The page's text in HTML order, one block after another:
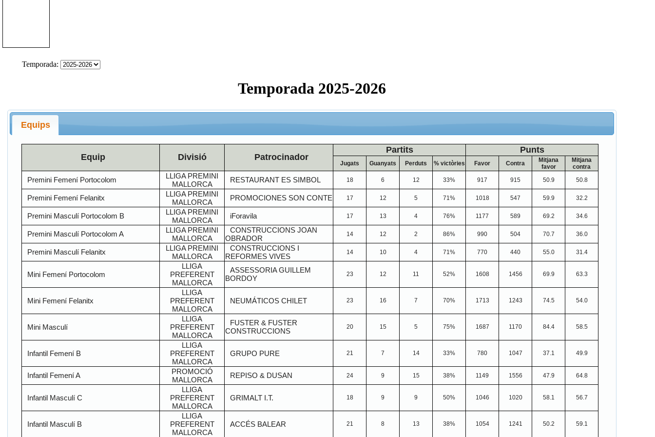
Temporada:
Temporada 2025-2026
Equips
Equip Divisió Patrocinador
Partits Punts
Jugats Guanyats Perduts % victòries Favor Contra
Mitjana
favor
Mitjana
contra
Premini Femení Portocolom
LLIGA PREMINI
MALLORCA
RESTAURANT ES SIMBOL 18 6 12 33% 917 915 50.9 50.8
Premini Femení Felanitx
LLIGA PREMINI
MALLORCA
PROMOCIONES SON CONTE 17 12 5 71% 1018 547 59.9 32.2
Premini Masculí Portocolom B
LLIGA PREMINI
MALLORCA
iForavila 17 13 4 76% 1177 589 69.2 34.6
Premini Masculí Portocolom A
LLIGA PREMINI
MALLORCA
CONSTRUCCIONS JOAN
OBRADOR
14 12 2 86% 990 504 70.7 36.0
Premini Masculí Felanitx
LLIGA PREMINI
MALLORCA
CONSTRUCCIONS I
REFORMES VIVES
14 10 4 71% 770 440 55.0 31.4
Mini Femení Portocolom
LLIGA
PREFERENT
MALLORCA
ASSESSORIA GUILLEM
BORDOY
23 12 11 52% 1608 1456 69.9 63.3
Mini Femení Felanitx
LLIGA
PREFERENT
MALLORCA
NEUMÁTICOS CHILET 23 16 7 70% 1713 1243 74.5 54.0
Mini Masculí
LLIGA
PREFERENT
MALLORCA
FUSTER & FUSTER
CONSTRUCCIONS
20 15 5 75% 1687 1170 84.4 58.5
Infantil Femení B
LLIGA
PREFERENT
MALLORCA
GRUPO PURE 21 7 14 33% 780 1047 37.1 49.9
Infantil Femení A
PROMOCIÓ
MALLORCA
REPISO & DUSAN 24 9 15 38% 1149 1556 47.9 64.8
Infantil Masculí C
LLIGA
PREFERENT
MALLORCA
GRIMALT I.T. 18 9 9 50% 1046 1020 58.1 56.7
Infantil Masculí B
LLIGA
PREFERENT
MALLORCA
ACCÉS BALEAR 21 8 13 38% 1054 1241 50.2 59.1